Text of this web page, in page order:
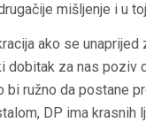
mišljenje i u
ako se
dobitak za nas poziv
bi ružno da postane
DP ima krasnih